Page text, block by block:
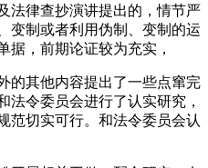
法律查抄演讲提出的，情节严
变制或者利用伪制、变制的运
据，前期论证较为充实，
其他内容提出了一些点窜完
法令委员会进行了认实研究，
范切实可行。和法令委员会认